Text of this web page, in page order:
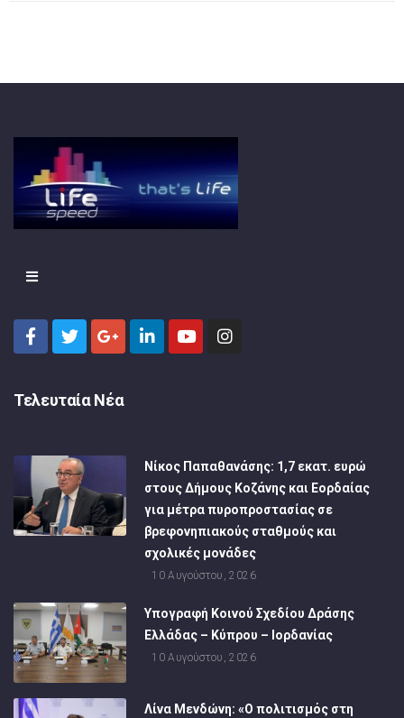
Τελευταία Νέα
Νίκος Παπαθανάσης: 1,7 εκατ. ευρώ
στους Δήμους Κοζάνης και Εορδαίας
για μέτρα πυροπροστασίας σε
βρεφονηπιακούς σταθμούς και
σχολικές μονάδες
10 Αυγούστου, 2026
Υπογραφή Κοινού Σχεδίου Δράσης
Ελλάδας – Κύπρου – Ιορδανίας
10 Αυγούστου, 2026
Λίνα Μενδώνη: «Ο πολιτισμός στη